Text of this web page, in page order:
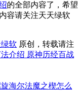
的全部内容了，希望
容请关注天天绿软
软 原创，转载请注
介绍 原神历经百战
海尔法魔之楔怎么